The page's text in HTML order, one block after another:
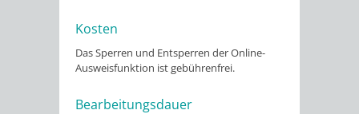
Kosten
Das Sperren und Entsperren der Online-
Ausweisfunktion ist gebührenfrei.
Bearbeitungsdauer